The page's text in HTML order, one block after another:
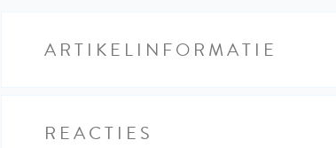
ARTIKELINFORMATIE
REACTIES